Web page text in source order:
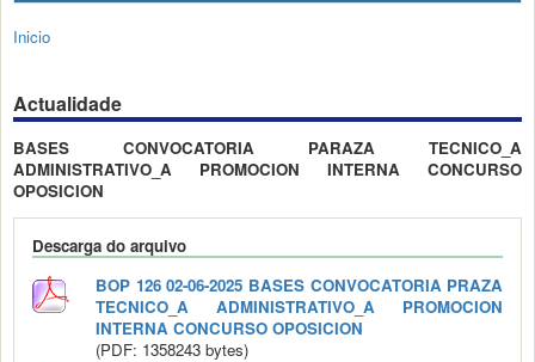
Inicio
Actualidade
BASES CONVOCATORIA PARAZA TECNICO_A
ADMINISTRATIVO_A PROMOCION INTERNA CONCURSO
OPOSICION
Descarga do arquivo
BOP 126 02-06-2025 BASES CONVOCATORIA PRAZA
TECNICO_A ADMINISTRATIVO_A PROMOCION
INTERNA CONCURSO OPOSICION
(PDF: 1358243 bytes)